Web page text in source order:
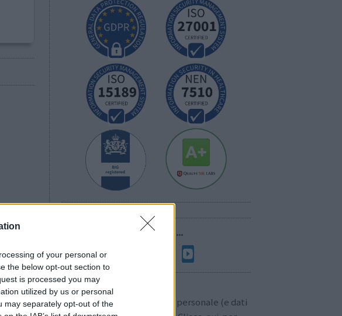
of your personal or
the below opt-out section to
is processed you may
utilized by us or personal
may separately opt-out of the
Seguici su...
Buono a sapersi:
Non rilasciamo alcun dato personale (e dati